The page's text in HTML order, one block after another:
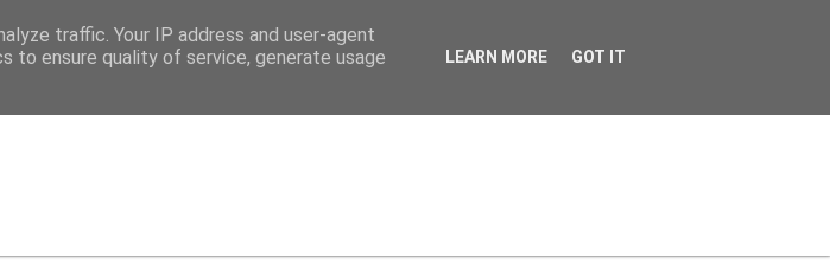
traffic. Your IP address and user-agent
to ensure quality of service, generate usage
LEARN MORE GOT IT